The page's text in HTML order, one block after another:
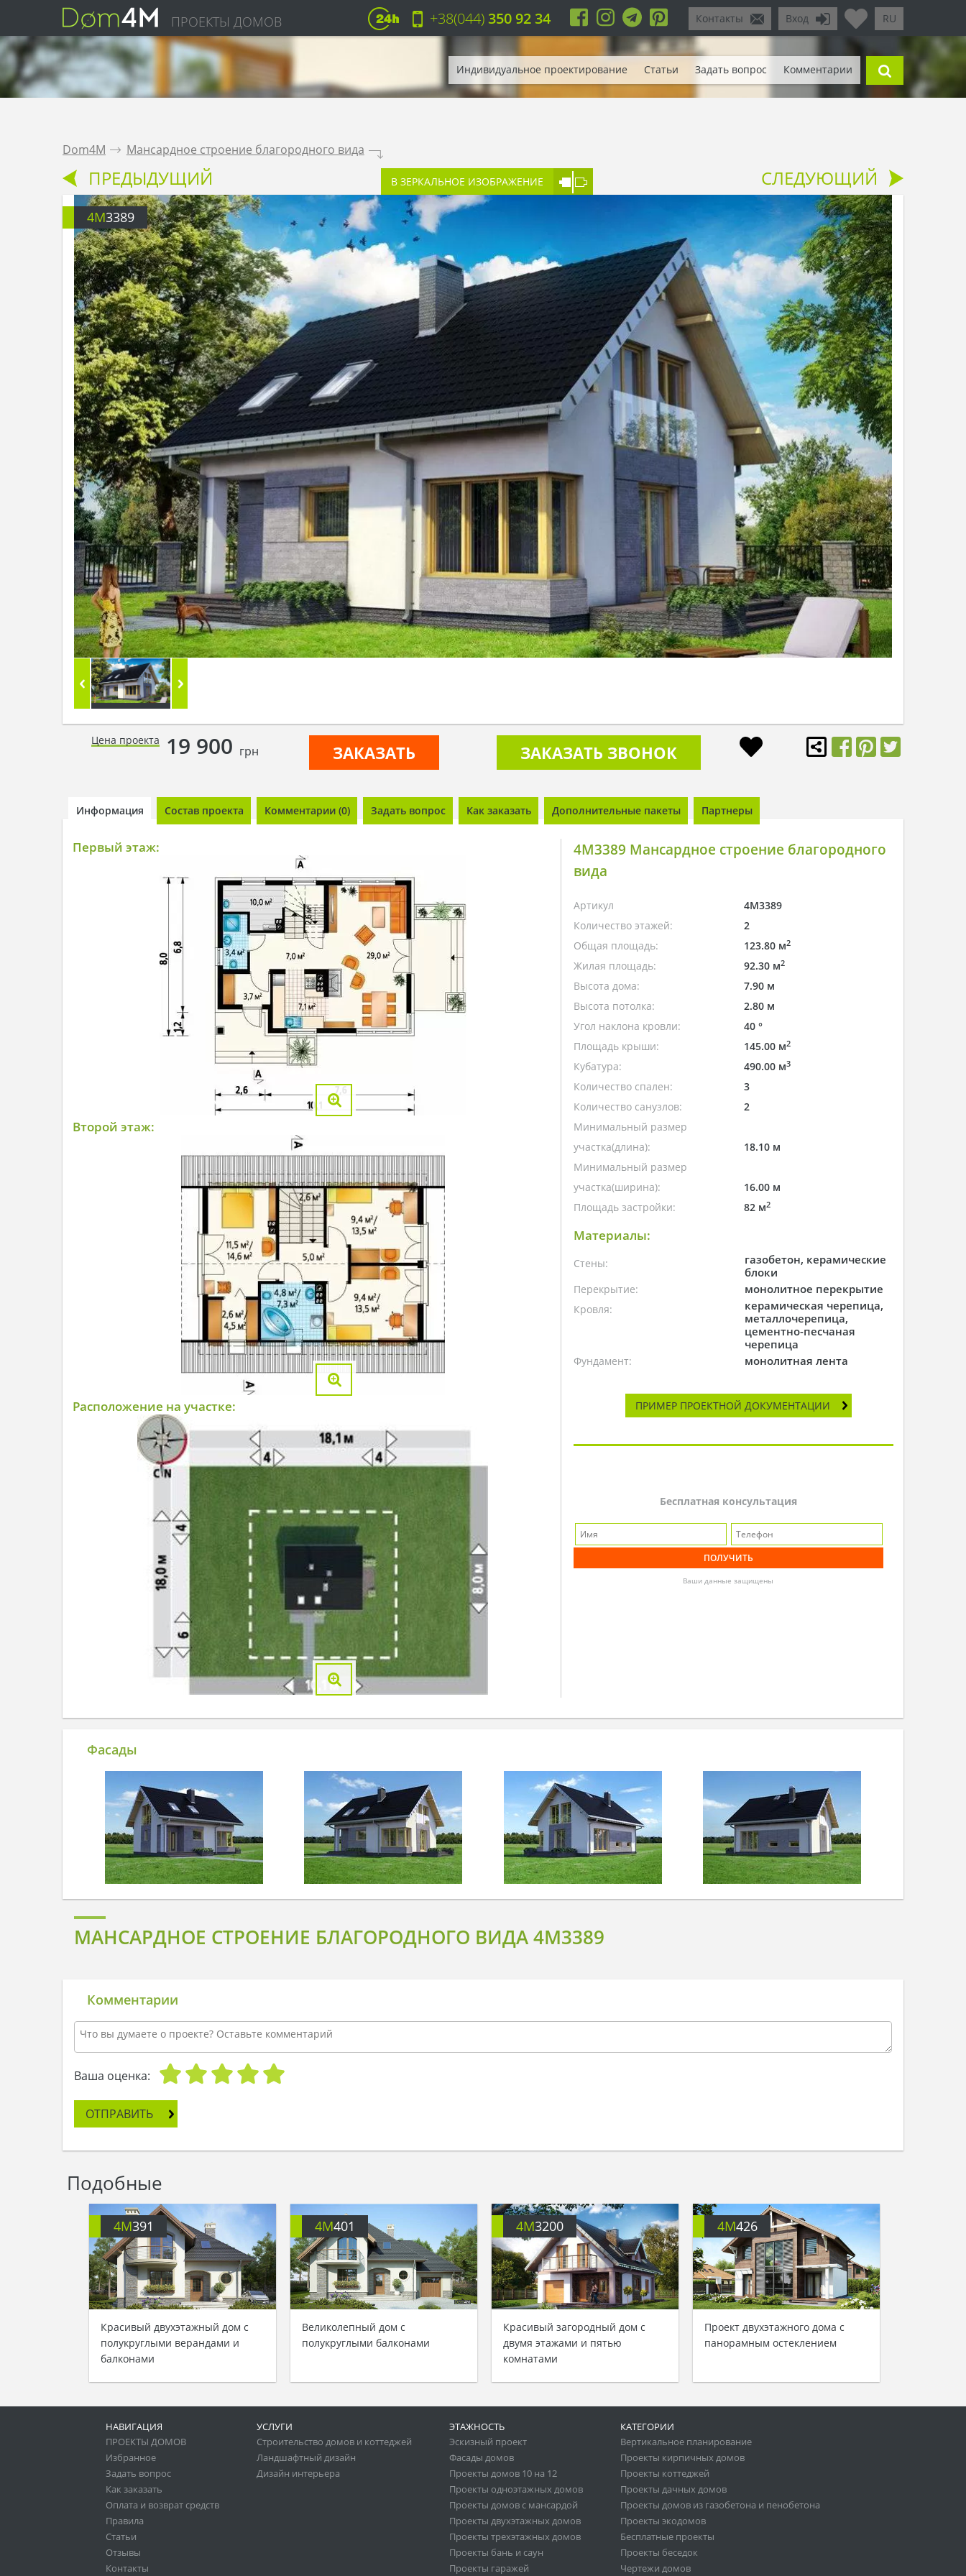
ПРОЕКТЫ ДОМОВ RU
Вход
Контакты
+38(044)350 92 34
Индивидуальное проектирование Статьи Задать вопрос Комментарии
Dom4M . Мансардное строение благородного вида .
ПРЕДЫДУЩИЙ В ЗЕРКАЛЬНОЕ ИЗОБРАЖЕНИЕ СЛЕДУЮЩИЙ
4M3389
Цена проекта 19 900 грн ЗАКАЗАТЬ ЗАКАЗАТЬ ЗВОНОК
Информация Состав проекта Комментарии (0) Задать вопрос Как заказать Дополнительные пакеты Партнеры
Первый этаж:
Второй этаж:
Расположение на участке:
4M3389 Мансардное строение благородного
вида
Артикул
4M3389
Количество этажей:
2
Общая площадь:
123.80 м2
Жилая площадь: 92.30 м2
Высота дома:
7.90 м
Высота потолка:
2.80 м
Угол наклона кровли:
40 °
Площадь крыши:
145.00 м2
Кубатура: 490.00 м3
Количество спален:
3
Количество санузлов:
2
Минимальный размер
участка(длина):
18.10 м
Минимальный размер
участка(ширина):
16.00 м
Площадь застройки:
82 м2
Материалы:
Стены:
газобетон, керамические
блоки
Перекрытие: монолитное перекрытие
Кровля:
керамическая черепица,
металлочерепица,
цементно-песчаная
черепица
Фундамент: монолитная лента
ПРИМЕР ПРОЕКТНОЙ ДОКУМЕНТАЦИИ
Бесплатная консультация
Ваши данные защищены
Фасады
МАНСАРДНОЕ СТРОЕНИЕ БЛАГОРОДНОГО ВИДА 4M3389
Комментарии
Ваша оценка:
ОТПРАВИТЬ
Подобные
4M391
Красивый двухэтажный дом с
полукруглыми верандами и
балконами
4M401
Великолепный дом с
полукруглыми балконами
4M3200
Красивый загородный дом с
двумя этажами и пятью
комнатами
4M426
Проект двухэтажного дома с
панорамным остеклением
НАВИГАЦИЯ
ПРОЕКТЫ ДОМОВ
Избранное
Задать вопрос
Как заказать
Оплата и возврат средств
Правила
Статьи
Отзывы
Контакты
УСЛУГИ
Строительство домов и коттеджей
Ландшафтный дизайн
Дизайн интерьера
ЭТАЖНОСТЬ
Эскизный проект
Фасады домов
Проекты домов 10 на 12
Проекты одноэтажных домов
Проекты домов с мансардой
Проекты двухэтажных домов
Проекты трехэтажных домов
Проекты бань и саун
Проекты гаражей
КАТЕГОРИИ
Вертикальное планирование
Проекты кирпичных домов
Проекты коттеджей
Проекты дачных домов
Проекты домов из газобетона и пенобетона
Проекты экодомов
Бесплатные проекты
Проекты беседок
Чертежи домов